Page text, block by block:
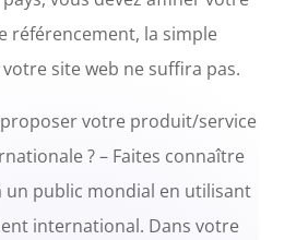
référencement, la simple
site web ne suffira pas.
votre produit/service
? – Faites connaître
un public mondial en utilisant
international. Dans votre